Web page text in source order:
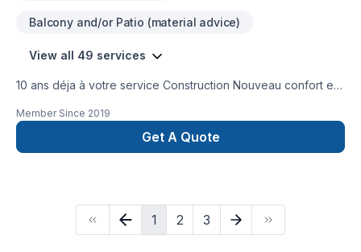
Balcony and/or Patio (material advice)
View all 49 services
10 ans déja à votre service Construction Nouveau confort est
rénovation de tout genre , de petit a gros budjets.
Construction charpente de bois , finition interieur et
exterieure , coffrage et finition de béton ainsi que toiture.
Member Since 2019
Get A Quote
1 2 3